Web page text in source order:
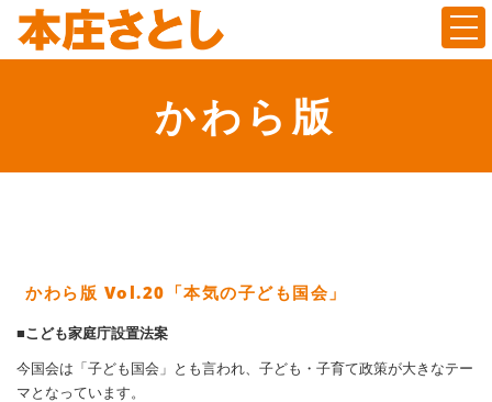
かわら版
かわら版 Vol.20「本気の子ども国会」
■こども家庭庁設置法案
今国会は「子ども国会」とも言われ、子ども・子育て政策が大きなテー
マとなっています。